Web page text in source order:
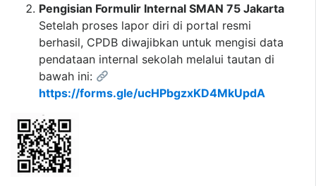
Pengisian Formulir Internal SMAN 75 Jakarta
Setelah proses lapor diri di portal resmi
berhasil, CPDB diwajibkan untuk mengisi data
pendataan internal sekolah melalui tautan di
bawah ini:
https://forms.gle/ucHPbgzxKD4MkUpdA